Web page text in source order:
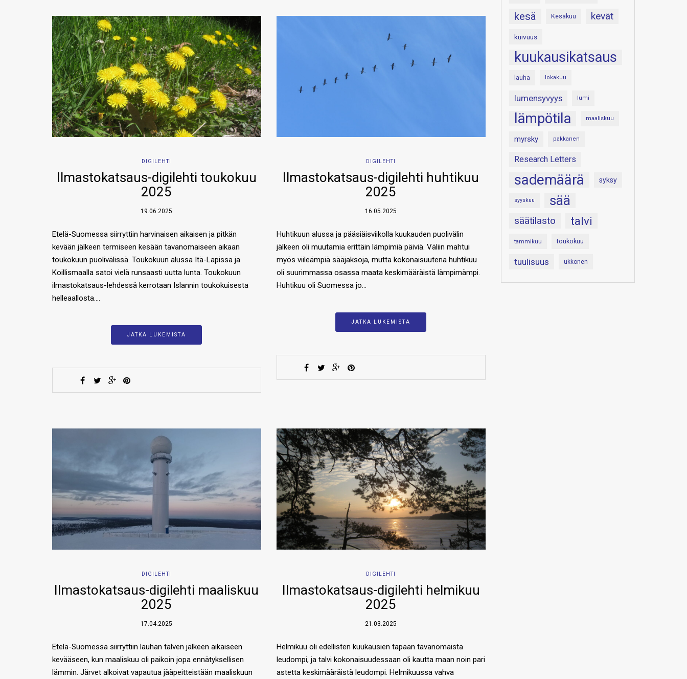
DIGILEHTI
Ilmastokatsaus-digilehti toukokuu
2025
19.06.2025
Etelä-Suomessa siirryttiin harvinaisen aikaisen ja pitkän
kevään jälkeen termiseen kesään tavanomaiseen aikaan
toukokuun puolivälissä. Toukokuun alussa Itä-Lapissa ja
Koillismaalla satoi vielä runsaasti uutta lunta. Toukokuun
ilmastokatsaus-lehdessä kerrotaan Islannin toukokuisesta
helleaallosta….
JATKA LUKEMISTA
DIGILEHTI
Ilmastokatsaus-digilehti huhtikuu
2025
16.05.2025
Huhtikuun alussa ja pääsiäisviikolla kuukauden puolivälin
jälkeen oli muutamia erittäin lämpimiä päiviä. Väliin mahtui
myös viileämpiä sääjaksoja, mutta kokonaisuutena huhtikuu
oli suurimmassa osassa maata keskimääräistä lämpimämpi.
Huhtikuu oli Suomessa jo…
JATKA LUKEMISTA
DIGILEHTI
Ilmastokatsaus-digilehti maaliskuu
2025
17.04.2025
Etelä-Suomessa siirryttiin lauhan talven jälkeen aikaiseen
kevääseen, kun maaliskuu oli paikoin jopa ennätyksellisen
lämmin. Järvet alkoivat vapautua jääpeitteistään maaliskuun
DIGILEHTI
Ilmastokatsaus-digilehti helmikuu
2025
21.03.2025
Helmikuu oli edellisten kuukausien tapaan tavanomaista
leudompi, ja talvi kokonaisuudessaan oli kautta maan noin pari
astetta keskimääräistä leudompi. Helmikuussa vahva
kesä Kesäkuu kevät
kuivuus
kuukausikatsaus
lauha lokakuu
lumensyvyys lumi
lämpötila maaliskuu
myrsky pakkanen
Research Letters
sademäärä syksy
syyskuu sää
säätilasto talvi
tammikuu toukokuu
tuulisuus ukkonen